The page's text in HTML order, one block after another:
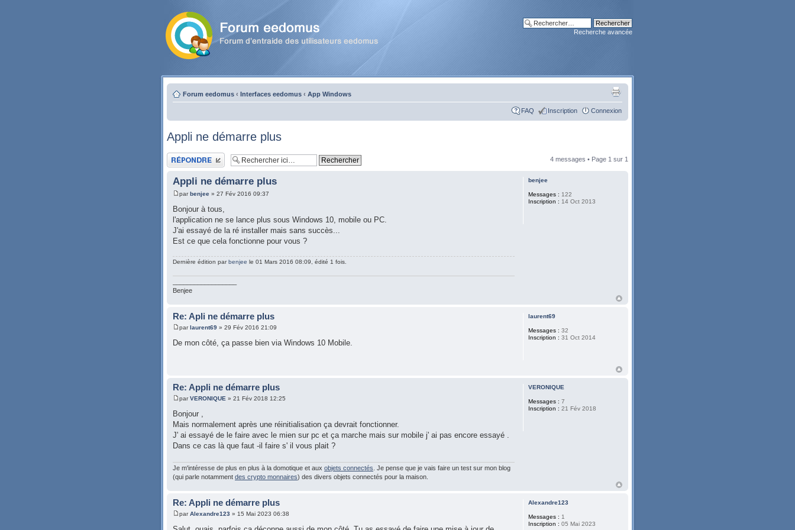
Recherche avancée
Forum eedomus ‹ Interfaces eedomus ‹ App Windows
FAQ Inscription Connexion
Appli ne démarre plus
Publier une réponse 4 messages • Page 1 sur 1
Appli ne démarre plus
parbenjee » 27 Fév 2016 09:37
Bonjour à tous,
l'application ne se lance plus sous Windows 10, mobile ou PC.
J'ai essayé de la ré installer mais sans succès...
Est ce que cela fonctionne pour vous ?
Dernière édition parbenjee le 01 Mars 2016 08:09, édité 1 fois.
Benjee
benjee
Messages : 122
Inscription : 14 Oct 2013
Re: Apli ne démarre plus
parlaurent69 » 29 Fév 2016 21:09
De mon côté, ça passe bien via Windows 10 Mobile.
laurent69
Messages : 32
Inscription : 31 Oct 2014
Re: Appli ne démarre plus
parVERONIQUE » 21 Fév 2018 12:25
Bonjour ,
Mais normalement après une réinitialisation ça devrait fonctionner.
J' ai essayé de le faire avec le mien sur pc et ça marche mais sur mobile j' ai pas encore essayé .
Dans ce cas là que faut -il faire s' il vous plait ?
Je m'intéresse de plus en plus à la domotique et aux objets connectés . Je pense que je vais faire un test sur mon blog
(qui parle notamment des crypto monnaires) des divers objets connectés pour la maison.
VERONIQUE
Messages : 7
Inscription : 21 Fév 2018
Re: Appli ne démarre plus
parAlexandre123 » 15 Mai 2023 06:38
Alexandre123
Messages : 1
Inscription : 05 Mai 2023